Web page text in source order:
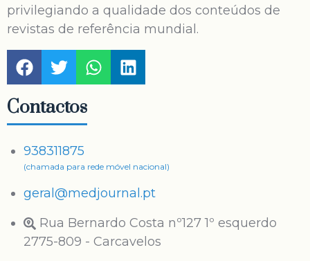
privilegiando a qualidade dos conteúdos de
revistas de referência mundial.
Contactos
938311875
(chamada para rede móvel nacional)
geral@medjournal.pt
Rua Bernardo Costa nº127 1º esquerdo
2775-809 - Carcavelos